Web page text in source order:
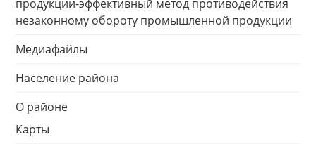
продукции-эффективный метод противодействия
незаконному обороту промышленной продукции
Медиафайлы
Население района
О районе
Карты